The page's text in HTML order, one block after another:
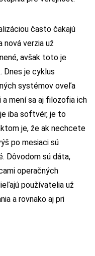
často čakajú
nová verzia už
avšak toto je
Dnes je cyklus
systémov oveľa
mení sa aj filozofia ich
iba softvér, je to
je, že ak nechcete
po mesiaci sú
Dôvodom sú dáta,
operačných
používatelia už
a rovnako aj pri